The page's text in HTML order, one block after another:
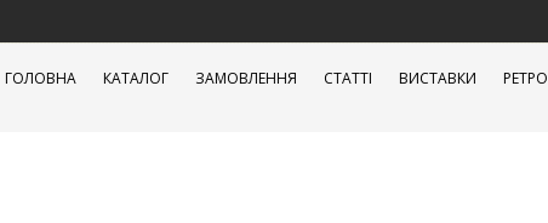
ГОЛОВНА КАТАЛОГ ЗАМОВЛЕННЯ СТАТТІ ВИСТАВКИ РЕТРО